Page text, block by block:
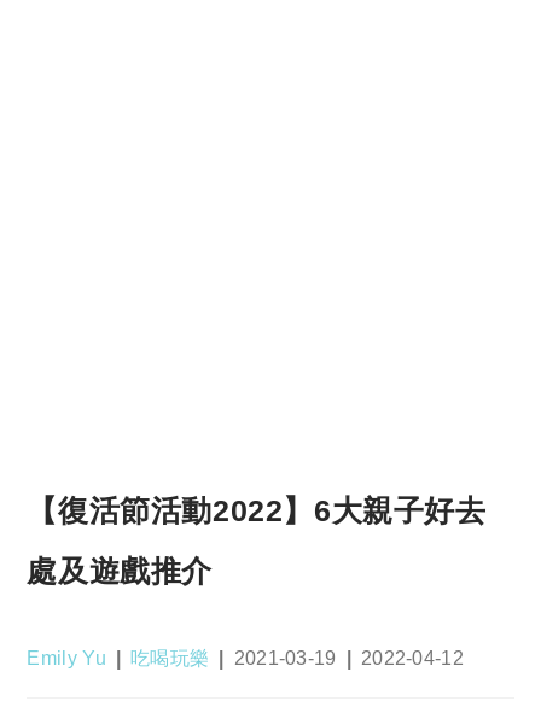
【復活節活動2022】6大親子好去
處及遊戲推介
Post
Emily Yu
Post
吃喝玩樂
Post
2021-03-19
Post
2022-04-12